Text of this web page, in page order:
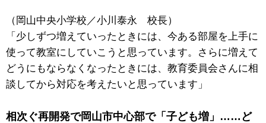
（岡山中央小学校／小川泰永 校長）
「少しずつ増えていったときには、今ある部屋を上手に
使って教室にしていこうと思っています。さらに増えて
どうにもならなくなったときには、教育委員会さんに相
談してから対応を考えたいと思っています」
相次ぐ再開発で岡山市中心部で「子ども増」……ど